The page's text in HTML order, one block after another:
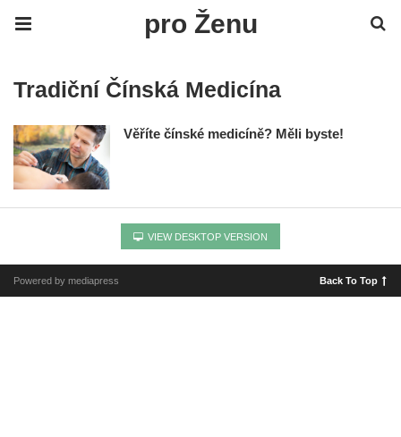
pro Ženu
Tradiční Čínská Medicína
Věříte čínské medicíně? Měli byste!
VIEW DESKTOP VERSION
Powered by mediapress Back To Top